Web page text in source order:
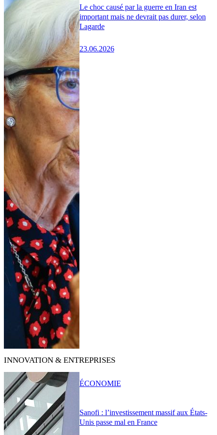
Le choc causé par la guerre en Iran est
important mais ne devrait pas durer, selon
Lagarde
23.06.2026
INNOVATION & ENTREPRISES
Sanofi : l’investissement massif aux États-
Unis passe mal en France
ÉCONOMIE